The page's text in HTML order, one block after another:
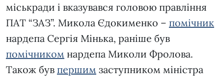
міськради і вказувався головою правління
ПАТ “ЗАЗ”. Микола Єдокименко – помічник
нардепа Сергія Мінька, раніше був
помічником нардепа Миколи Фролова.
Також був першим заступником міністра